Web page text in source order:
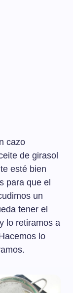
cazo
de girasol
esté bien
para que el
un
tener el
lo retiramos a
lo